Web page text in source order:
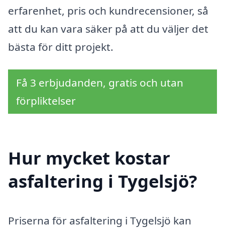
erfarenhet, pris och kundrecensioner, så
att du kan vara säker på att du väljer det
bästa för ditt projekt.
Få 3 erbjudanden, gratis och utan
förpliktelser
Hur mycket kostar
asfaltering i Tygelsjö?
Priserna för asfaltering i Tygelsjö kan